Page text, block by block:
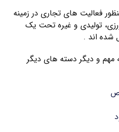
فعالیت های تجاری در زمینه
تولیدی و غیره تحت یک
شده اند .
تجاری به ۷ دسته مهم و دیگر دسته های دیگر